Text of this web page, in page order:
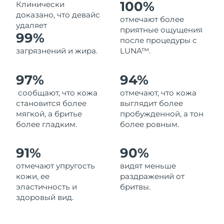
Клинически
доказано, что девайс
удаляет
99%
загрязнений и жира.
100%
отмечают более
приятные ощущения
после процедуры с
LUNA™.
97%
сообщают, что кожа
становится более
мягкой, а бритье
более гладким.
94%
отмечают, что кожа
выглядит более
пробужденной, а тон
более ровным.
91%
отмечают упругость
кожи, ее
эластичность и
здоровый вид.
90%
видят меньше
раздражений от
бритвы.
Ливан
Ожидаемая дата доставки
2026.08.11.
Литва
Ожидаемая дата доставки
2026.08.10.
Люксембург
Макао (САР)
Ожидаемая дата доставки
2026.08.12.
Ожидаемая дата доставки
Мальта
Ожидаемая дата доставки
2026.08.10.
Мексика
Ожидаемая дата доставки